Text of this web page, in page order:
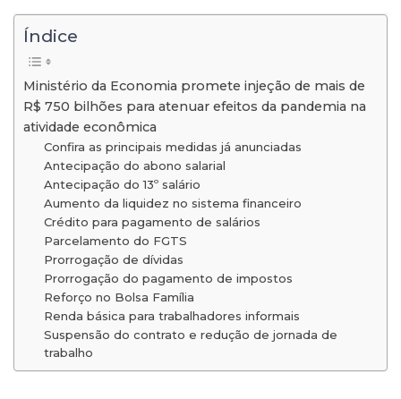
Índice
Ministério da Economia promete injeção de mais de
R$ 750 bilhões para atenuar efeitos da pandemia na
atividade econômica
Confira as principais medidas já anunciadas
Antecipação do abono salarial
Antecipação do 13º salário
Aumento da liquidez no sistema financeiro
Crédito para pagamento de salários
Parcelamento do FGTS
Prorrogação de dívidas
Prorrogação do pagamento de impostos
Reforço no Bolsa Família
Renda básica para trabalhadores informais
Suspensão do contrato e redução de jornada de
trabalho